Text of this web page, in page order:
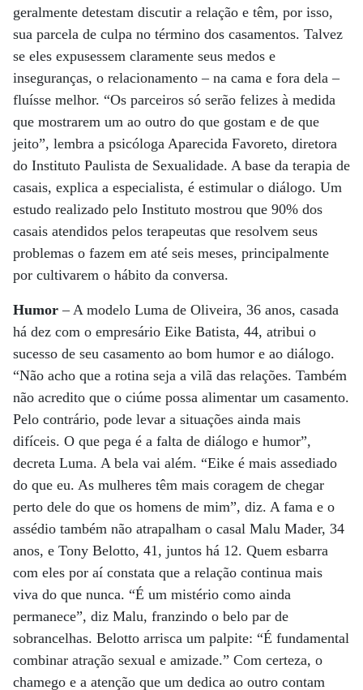
geralmente detestam discutir a relação e têm, por isso,
sua parcela de culpa no término dos casamentos. Talvez
se eles expusessem claramente seus medos e
inseguranças, o relacionamento – na cama e fora dela –
fluísse melhor. “Os parceiros só serão felizes à medida
que mostrarem um ao outro do que gostam e de que
jeito”, lembra a psicóloga Aparecida Favoreto, diretora
do Instituto Paulista de Sexualidade. A base da terapia de
casais, explica a especialista, é estimular o diálogo. Um
estudo realizado pelo Instituto mostrou que 90% dos
casais atendidos pelos terapeutas que resolvem seus
problemas o fazem em até seis meses, principalmente
por cultivarem o hábito da conversa.
Humor – A modelo Luma de Oliveira, 36 anos, casada
há dez com o empresário Eike Batista, 44, atribui o
sucesso de seu casamento ao bom humor e ao diálogo.
“Não acho que a rotina seja a vilã das relações. Também
não acredito que o ciúme possa alimentar um casamento.
Pelo contrário, pode levar a situações ainda mais
difíceis. O que pega é a falta de diálogo e humor”,
decreta Luma. A bela vai além. “Eike é mais assediado
do que eu. As mulheres têm mais coragem de chegar
perto dele do que os homens de mim”, diz. A fama e o
assédio também não atrapalham o casal Malu Mader, 34
anos, e Tony Belotto, 41, juntos há 12. Quem esbarra
com eles por aí constata que a relação continua mais
viva do que nunca. “É um mistério como ainda
permanece”, diz Malu, franzindo o belo par de
sobrancelhas. Belotto arrisca um palpite: “É fundamental
combinar atração sexual e amizade.” Com certeza, o
chamego e a atenção que um dedica ao outro contam